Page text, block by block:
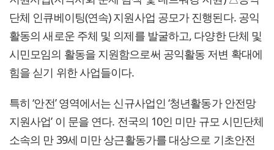
단체 인큐베이팅(연속) 지원사업 공모가 진행된다. 공익
활동의 새로운 주체 및 의제를 발굴하고, 다양한 단체 및
시민모임의 활동을 지원함으로써 공익활동 저변 확대에
힘을 싣기 위한 사업들이다.
특히 ‘안전’ 영역에서는 신규사업인 ‘청년활동가 안전망
지원사업’ 이 문을 연다. 전국의 10인 미만 규모 시민단체
소속의 만 39세 미만 상근활동가를 대상으로 기초안전